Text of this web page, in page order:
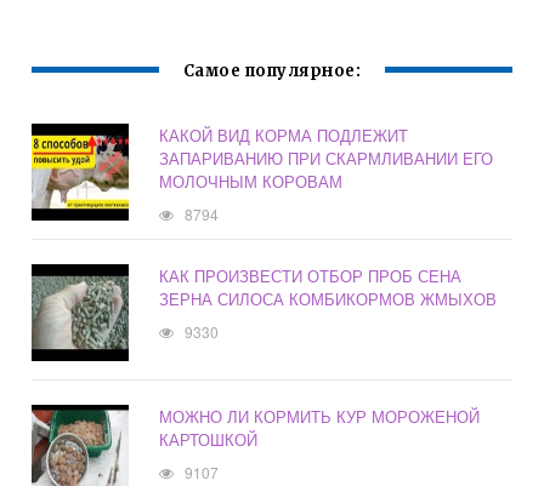
Самое популярное:
КАКОЙ ВИД КОРМА ПОДЛЕЖИТ
ЗАПАРИВАНИЮ ПРИ СКАРМЛИВАНИИ ЕГО
МОЛОЧНЫМ КОРОВАМ
8794
КАК ПРОИЗВЕСТИ ОТБОР ПРОБ СЕНА
ЗЕРНА СИЛОСА КОМБИКОРМОВ ЖМЫХОВ
9330
МОЖНО ЛИ КОРМИТЬ КУР МОРОЖЕНОЙ
КАРТОШКОЙ
9107